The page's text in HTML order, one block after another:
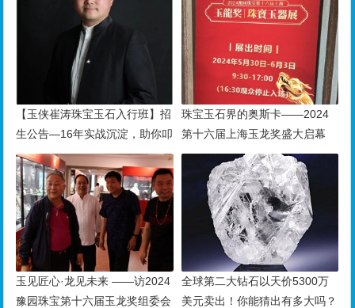
【玉侠崔涛珠宝玉石入行班】招
生公告—16年实战沉淀，助你叩
开财富与传承之门
珠宝玉石界的奥斯卡——2024
第十六届上海玉龙奖盛大启幕
玉见匠心·龙见未来 ——访2024
豫园珠宝第十六届玉龙奖组委会
全球第二大钻石以天价5300万
美元卖出！你能猜出有多大吗？